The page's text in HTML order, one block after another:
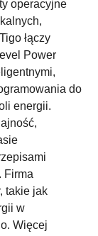
operacyjne
łączy
Power
do
energii.
Firma
takie jak
w
Więcej